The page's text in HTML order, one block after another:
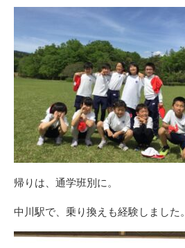
帰りは、通学班別に。
中川駅で、乗り換えも経験しました。